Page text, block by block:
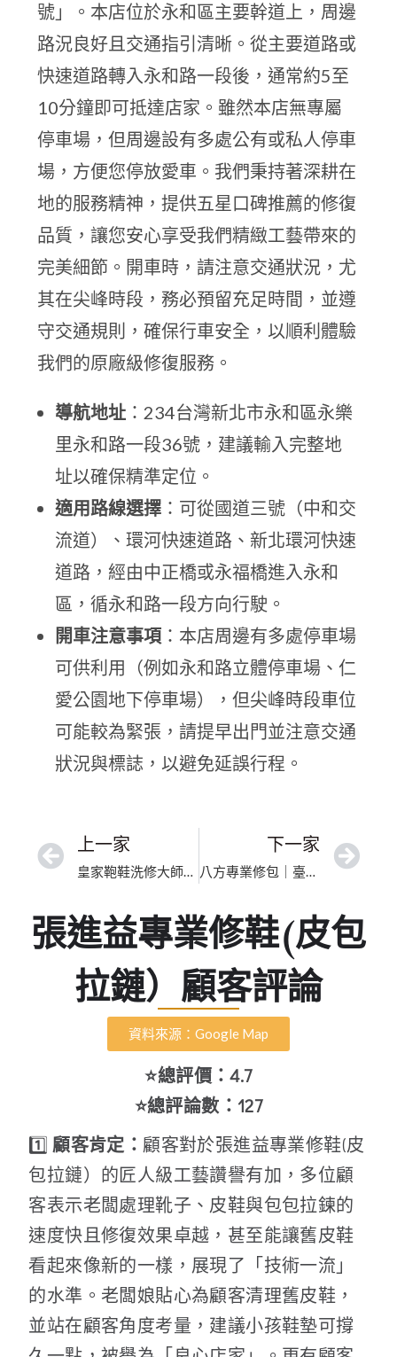
號」。本店位於永和區主要幹道上，周邊
路況良好且交通指引清晰。從主要道路或
快速道路轉入永和路一段後，通常約5至
10分鐘即可抵達店家。雖然本店無專屬
停車場，但周邊設有多處公有或私人停車
場，方便您停放愛車。我們秉持著深耕在
地的服務精神，提供五星口碑推薦的修復
品質，讓您安心享受我們精緻工藝帶來的
完美細節。開車時，請注意交通狀況，尤
其在尖峰時段，務必預留充足時間，並遵
守交通規則，確保行車安全，以順利體驗
我們的原廠級修復服務。
導航地址 ：234台灣新北市永和區永樂
里永和路一段36號，建議輸入完整地
址以確保精準定位。
適用路線選擇 ：可從國道三號（中和交
流道）、環河快速道路、新北環河快速
道路，經由中正橋或永福橋進入永和
區，循永和路一段方向行駛。
開車注意事項 ：本店周邊有多處停車場
可供利用（例如永和路立體停車場、仁
愛公園地下停車場），但尖峰時段車位
可能較為緊張，請提早出門並注意交通
狀況與標誌，以避免延誤行程。
上一家
皇家鞄鞋洗修大師｜高雄市邊油重製修復｜誠信經營，細緻修復包包皮件
下一家
八方專業修包｜臺北市專業修包包｜透明報價皮革修復與拉鍊更換
張進益專業修鞋(皮包
拉鏈）顧客評論
資料來源：Google Map
⭐總評價：4.7
⭐總評論數：127
1️⃣ 顧客肯定： 顧客對於張進益專業修鞋(皮
包拉鏈）的匠人級工藝讚譽有加，多位顧
客表示老闆處理靴子、皮鞋與包包拉鍊的
速度快且修復效果卓越，甚至能讓舊皮鞋
看起來像新的一樣，展現了「技術一流」
的水準。老闆娘貼心為顧客清理舊皮鞋，
並站在顧客角度考量，建議小孩鞋墊可撐